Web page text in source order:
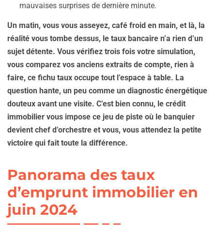
mauvaises surprises de dernière minute.
Un matin, vous vous asseyez, café froid en main, et là, la
réalité vous tombe dessus, le taux bancaire n’a rien d’un
sujet détente. Vous vérifiez trois fois votre simulation,
vous comparez vos anciens extraits de compte, rien à
faire, ce fichu taux occupe tout l’espace à table. La
question hante, un peu comme un diagnostic énergétique
douteux avant une visite. C’est bien connu, le crédit
immobilier vous impose ce jeu de piste où le banquier
devient chef d’orchestre et vous, vous attendez la petite
victoire qui fait toute la différence.
Panorama des taux
d’emprunt immobilier en
juin 2024